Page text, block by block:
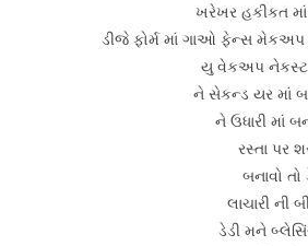
ખરેખર હકીકત
ડીજે ફોર્મ માં ગાઓ ફેન્સ
યુ વેકઅપ નેકસ્ટ
ને સેકન્ડ યર માં
ને ઉધારી માં
રસ્તા પર
બનાવો તો
લાચારી ની
ડેડી મને